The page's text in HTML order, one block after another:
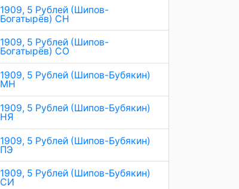
1909, 5 Рублей (Шипов-
Богатырёв) СН
1909, 5 Рублей (Шипов-
Богатырёв) СО
1909, 5 Рублей (Шипов-Бубякин)
МН
1909, 5 Рублей (Шипов-Бубякин)
НЯ
1909, 5 Рублей (Шипов-Бубякин)
ПЭ
1909, 5 Рублей (Шипов-Бубякин)
СИ